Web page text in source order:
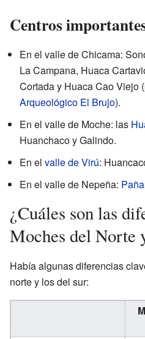
Centros
En el valle de Chicama:
La Campana, Huaca
Cortada y Huaca Cao Viejo
Arqueológico El Brujo).
En el valle de Moche: las
Huanchaco y Galindo.
En el valle de Virú:
En el valle de Nepeña:
¿Cuáles son las
Moches del Norte
Había algunas diferencias
norte y los del sur: